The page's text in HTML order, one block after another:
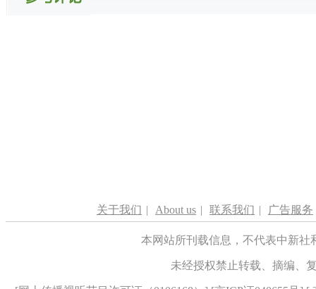
关于我们 | About us | 联系我们 | 广告服务
本网站所刊载信息，不代表中新
未经授权禁止转载、摘编、